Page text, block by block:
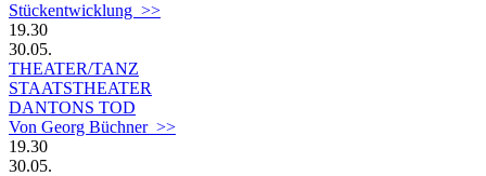
Stückentwicklung >>
19.30
30.05.
THEATER/TANZ
STAATSTHEATER
DANTONS TOD
Von Georg Büchner >>
19.30
30.05.